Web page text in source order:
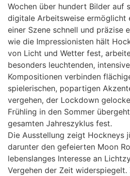
Wochen über hundert Bilder auf
digitale Arbeitsweise ermöglicht
einer Szene schnell und präzise
wie die Impressionisten hält
von Licht und Wetter fest,
besonders leuchtenden,
Kompositionen verbinden
spielerischen, popartigen
vergehen, der Lockdown
Frühling in den Sommer
gesamten Jahreszyklus fest.
Die Ausstellung zeigt Hockneys
darunter den gefeierten Moon
lebenslanges Interesse an
Vergehen der Zeit widerspiegelt.